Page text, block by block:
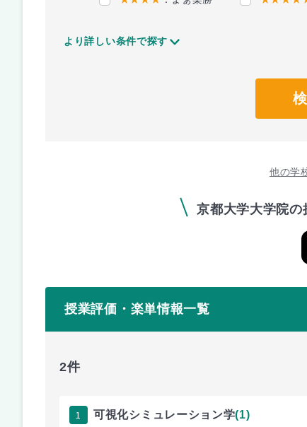
より詳しい条件で探す
他の学
京都大学大学院の
授業評価・楽単情報一覧
2件
1 可視化シミュレーション学(1)